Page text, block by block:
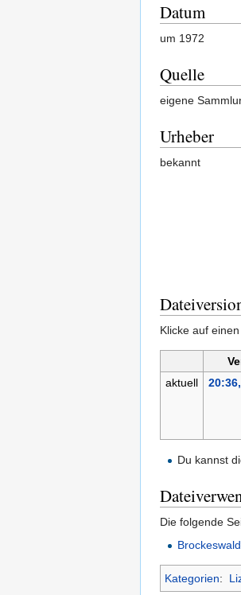
Datum
um 1972
Quelle
eigene
Urheber
bekannt
Klicke auf
aktuell
Du kannst
Die folgende
Kategorien: